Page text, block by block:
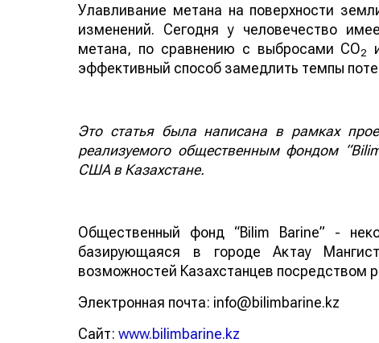
Улавливание метана на поверхности
изменений. Сегодня у человечество
метана, по сравнению с выбросами СО2
эффективный способ замедлить темпы
Это статья была написана в рамках
реализуемого общественным фондом
США в Казахстане.
Общественный фонд “Bilim Barine” -
базирующаяся в городе Актау
возможностей Казахстанцев посредством
Электронная почта: info@bilimbarine.kz
Сайт: www.bilimbarine.kz